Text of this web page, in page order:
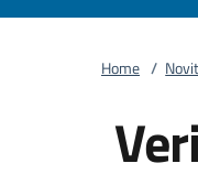
Home /